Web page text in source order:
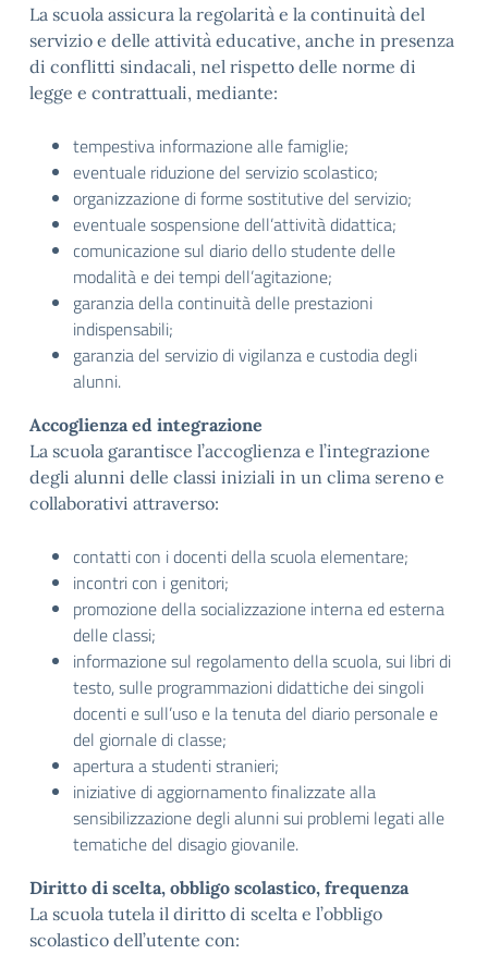
La scuola assicura la regolarità e la continuità del
servizio e delle attività educative, anche in presenza
di conflitti sindacali, nel rispetto delle norme di
legge e contrattuali, mediante:
tempestiva informazione alle famiglie;
eventuale riduzione del servizio scolastico;
organizzazione di forme sostitutive del servizio;
eventuale sospensione dell’attività didattica;
comunicazione sul diario dello studente delle
modalità e dei tempi dell’agitazione;
garanzia della continuità delle prestazioni
indispensabili;
garanzia del servizio di vigilanza e custodia degli
alunni.
Accoglienza ed integrazione
La scuola garantisce l’accoglienza e l’integrazione
degli alunni delle classi iniziali in un clima sereno e
collaborativi attraverso:
contatti con i docenti della scuola elementare;
incontri con i genitori;
promozione della socializzazione interna ed esterna
delle classi;
informazione sul regolamento della scuola, sui libri di
testo, sulle programmazioni didattiche dei singoli
docenti e sull’uso e la tenuta del diario personale e
del giornale di classe;
apertura a studenti stranieri;
iniziative di aggiornamento finalizzate alla
sensibilizzazione degli alunni sui problemi legati alle
tematiche del disagio giovanile.
Diritto di scelta, obbligo scolastico, frequenza
La scuola tutela il diritto di scelta e l’obbligo
scolastico dell’utente con: